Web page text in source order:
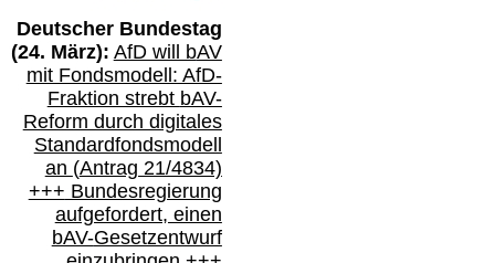
Deutscher Bundestag
(24. März): AfD will bAV
mit Fondsmodell: AfD-
Fraktion strebt bAV-
Reform durch digitales
Standardfondsmodell
an (Antrag 21/4834)
+++ Bundesregierung
aufgefordert, einen
bAV-Gesetzentwurf